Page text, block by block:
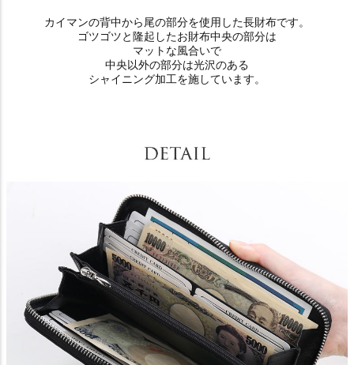
カイマンの背中から尾の部分を使用した長財布です。
ゴツゴツと隆起したお財布中央の部分は
マットな風合いで
中央以外の部分は光沢のある
シャイニング加工を施しています。